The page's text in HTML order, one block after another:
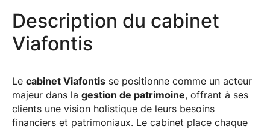
Description du cabinet
Viafontis
Le cabinet Viafontisse positionne comme un acteur
majeur dans la gestion de patrimoine, offrant à ses
clients une vision holistique de leurs besoins
financiers et patrimoniaux. Le cabinet place chaque